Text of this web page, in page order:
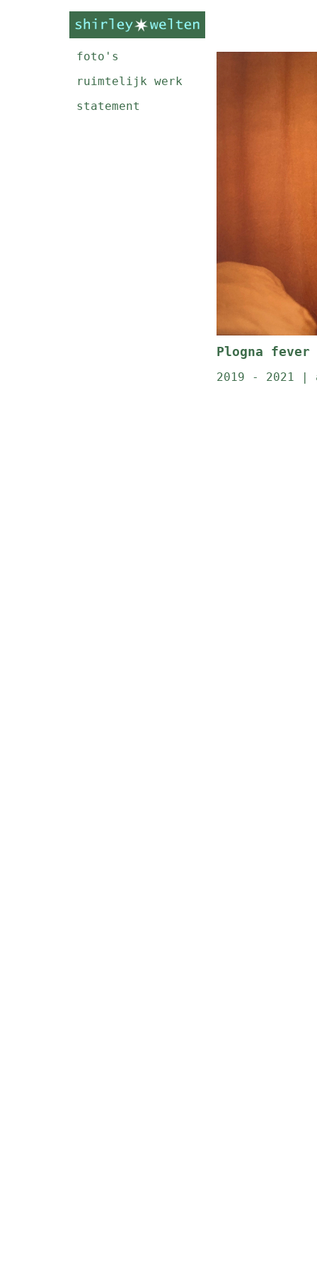
foto's
ruimtelijk werk
statement
Plogna fever
2019 - 2021 |